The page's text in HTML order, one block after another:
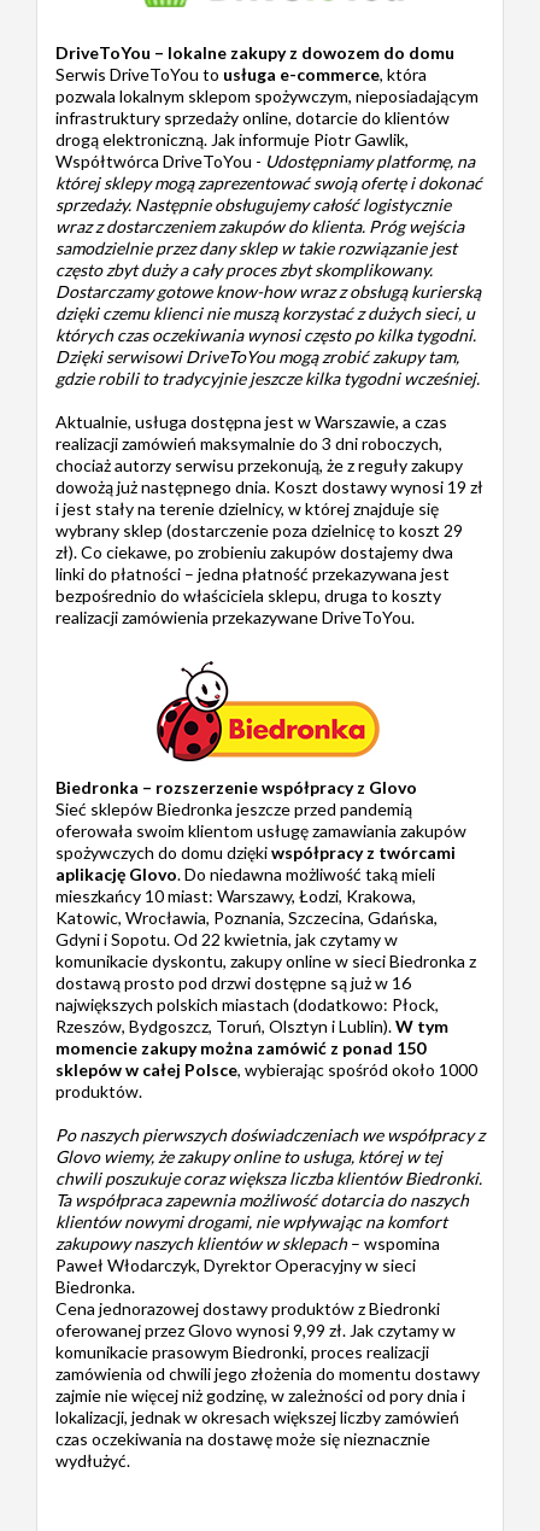
DriveToYou – lokalne zakupy z dowozem do domu
Serwis DriveToYou to usługa e-commerce, która
pozwala lokalnym sklepom spożywczym, nieposiadającym
infrastruktury sprzedaży online, dotarcie do klientów
drogą elektroniczną. Jak informuje Piotr Gawlik,
Współtwórca DriveToYou - Udostępniamy platformę, na
której sklepy mogą zaprezentować swoją ofertę i dokonać
sprzedaży. Następnie obsługujemy całość logistycznie
wraz z dostarczeniem zakupów do klienta. Próg wejścia
samodzielnie przez dany sklep w takie rozwiązanie jest
często zbyt duży a cały proces zbyt skomplikowany.
Dostarczamy gotowe know-how wraz z obsługą kurierską
dzięki czemu klienci nie muszą korzystać z dużych sieci, u
których czas oczekiwania wynosi często po kilka tygodni.
Dzięki serwisowi DriveToYou mogą zrobić zakupy tam,
gdzie robili to tradycyjnie jeszcze kilka tygodni wcześniej.
Aktualnie, usługa dostępna jest w Warszawie, a czas
realizacji zamówień maksymalnie do 3 dni roboczych,
chociaż autorzy serwisu przekonują, że z reguły zakupy
dowożą już następnego dnia. Koszt dostawy wynosi 19 zł
i jest stały na terenie dzielnicy, w której znajduje się
wybrany sklep (dostarczenie poza dzielnicę to koszt 29
zł). Co ciekawe, po zrobieniu zakupów dostajemy dwa
linki do płatności – jedna płatność przekazywana jest
bezpośrednio do właściciela sklepu, druga to koszty
realizacji zamówienia przekazywane DriveToYou.
Biedronka – rozszerzenie współpracy z Glovo
Sieć sklepów Biedronka jeszcze przed pandemią
oferowała swoim klientom usługę zamawiania zakupów
spożywczych do domu dziękiwspółpracy z twórcami
aplikację Glovo. Do niedawna możliwość taką mieli
mieszkańcy 10 miast: Warszawy, Łodzi, Krakowa,
Katowic, Wrocławia, Poznania, Szczecina, Gdańska,
Gdyni i Sopotu. Od 22 kwietnia, jak czytamy w
komunikacie dyskontu, zakupy online w sieci Biedronka z
dostawą prosto pod drzwi dostępne są już w 16
największych polskich miastach (dodatkowo: Płock,
Rzeszów, Bydgoszcz, Toruń, Olsztyn i Lublin).W tym
momencie zakupy można zamówić z ponad 150
sklepów w całej Polsce, wybierając spośród około 1000
produktów.
Po naszych pierwszych doświadczeniach we współpracy z
Glovo wiemy, że zakupy online to usługa, której w tej
chwili poszukuje coraz większa liczba klientów Biedronki.
Ta współpraca zapewnia możliwość dotarcia do naszych
klientów nowymi drogami, nie wpływając na komfort
zakupowy naszych klientów w sklepach– wspomina
Paweł Włodarczyk, Dyrektor Operacyjny w sieci
Biedronka.
Cena jednorazowej dostawy produktów z Biedronki
oferowanej przez Glovo wynosi 9,99 zł. Jak czytamy w
komunikacie prasowym Biedronki, proces realizacji
zamówienia od chwili jego złożenia do momentu dostawy
zajmie nie więcej niż godzinę, w zależności od pory dnia i
lokalizacji, jednak w okresach większej liczby zamówień
czas oczekiwania na dostawę może się nieznacznie
wydłużyć.